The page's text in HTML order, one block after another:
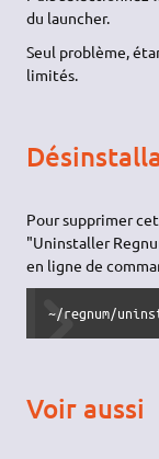
du launcher.
Seul problème,
limités.
Pour supprimer
"Uninstaller
en ligne de
~/regnum/
Voir aussi